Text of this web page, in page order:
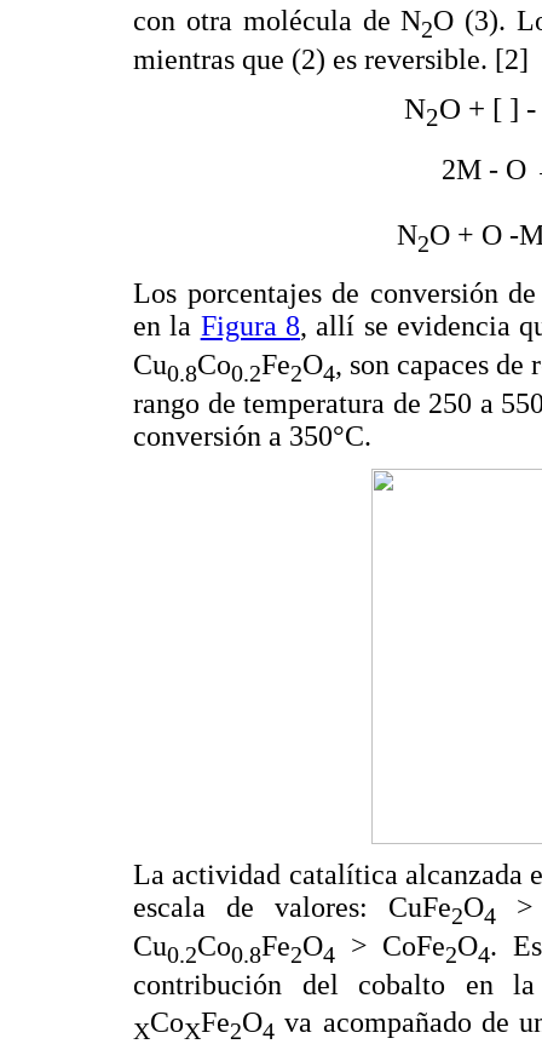
con otra molécula de N2O (3).
mientras que (2) es reversible. [2]
N2O + [ ]
2M - O
N2O + O -
Los porcentajes de conversión
en la Figura 8, allí se evidencia
Cu0.8Co0.2Fe2O4, son capaces de
rango de temperatura de 250 a
conversión a 350°C.
La actividad catalítica alcanzada
escala de valores: CuFe2O4 >
Cu0.2Co0.8Fe2O4 > CoFe2O4.
contribución del cobalto en
XCoXFe2O4 va acompañado de